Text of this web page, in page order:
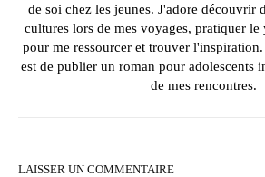
de soi chez les jeunes. J'adore découvrir
cultures lors de mes voyages, pratiquer
pour me ressourcer et trouver
est de publier un roman pour adolescents
de mes rencontres.
LAISSER UN COMMENTAIRE